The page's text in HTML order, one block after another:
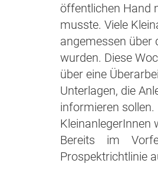
öffentlichen Hand
musste. Viele
angemessen über
wurden. Diese
über eine
Unterlagen, die
informieren
KleinanlegerInnen
Bereits im
Prospektrichtlinie